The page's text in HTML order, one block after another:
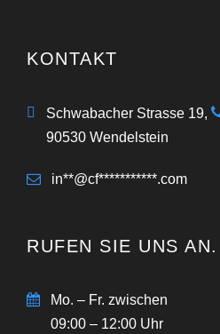
KONTAKT
Schwabacher Strasse 19,
90530 Wendelstein
in**@cf***********.com
RUFEN SIE UNS AN.
Mo. – Fr. zwischen
09:00 – 12:00 Uhr